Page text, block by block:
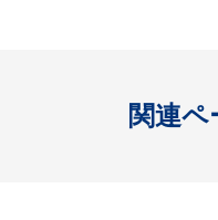
関連ペ